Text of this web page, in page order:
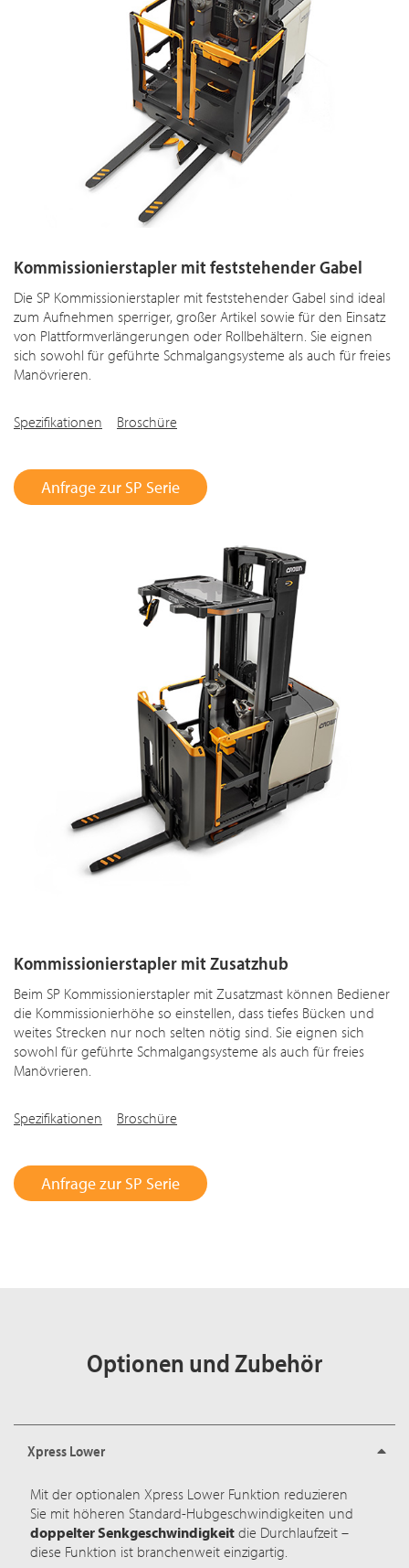
Kommissionierstapler mit feststehender Gabel
Die SP Kommissionierstapler mit feststehender Gabel sind ideal
zum Aufnehmen sperriger, großer Artikel sowie für den Einsatz
von Plattformverlängerungen oder Rollbehältern. Sie eignen
sich sowohl für geführte Schmalgangsysteme als auch für freies
Manövrieren.
Spezifikationen Broschüre
Anfrage zur SP Serie
Kommissionierstapler mit Zusatzhub
Beim SP Kommissionierstapler mit Zusatzmast können Bediener
die Kommissionierhöhe so einstellen, dass tiefes Bücken und
weites Strecken nur noch selten nötig sind. Sie eignen sich
sowohl für geführte Schmalgangsysteme als auch für freies
Manövrieren.
Spezifikationen Broschüre
Anfrage zur SP Serie
Optionen und Zubehör
Xpress Lower
Mit der optionalen Xpress Lower Funktion reduzieren
Sie mit höheren Standard-Hubgeschwindigkeiten und
doppelter Senkgeschwindigkeit die Durchlaufzeit –
diese Funktion ist branchenweit einzigartig.